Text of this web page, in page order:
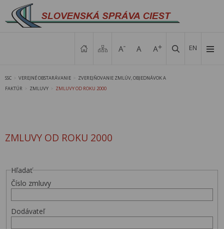
EN
SSC VEREJNÉ OBSTARÁVANIE
ZVEREJŇOVANIE ZMLÚV, OBJEDNÁVOK A
FAKTÚR
ZMLUVY ZMLUVY OD ROKU 2000
ZMLUVY OD ROKU 2000
Hľadať
Číslo zmluvy
Dodávateľ